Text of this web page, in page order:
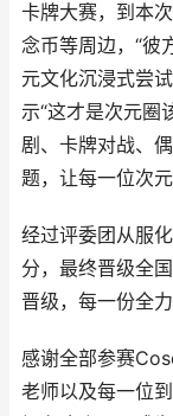
卡牌大赛，到本
念币等周边，“彼
元文化沉浸式尝
示“这才是次元圈
剧、卡牌对战、
题，让每一位次
经过评委团从服
分，最终晋级全
晋级，每一份全
感谢全部参赛
老师以及每一位